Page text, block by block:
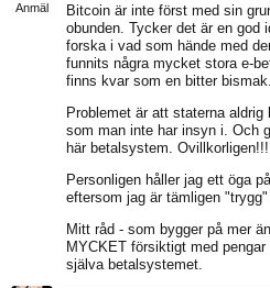
Anmäl
Bitcoin är inte först med sin
obunden. Tycker det är en god
forska i vad som hände med
funnits några mycket stora e-
finns kvar som en bitter bismak.
Problemet är att staterna
som man inte har insyn i. Och
här betalsystem.
Personligen håller jag ett öga
eftersom jag är tämligen
Mitt råd - som bygger på mer
MYCKET försiktigt med
själva betalsystemet.